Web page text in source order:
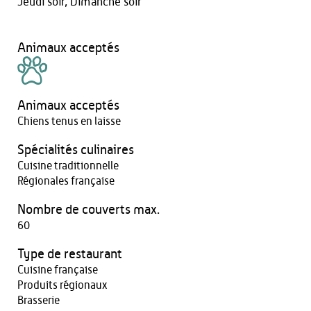
Animaux acceptés
Animaux acceptés
Chiens tenus en laisse
Spécialités culinaires
Cuisine traditionnelle
Régionales française
Nombre de couverts max.
60
Type de restaurant
Cuisine française
Produits régionaux
Brasserie